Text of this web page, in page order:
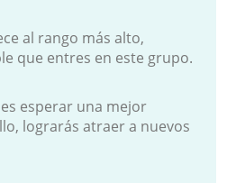
al rango más alto,
que entres en este grupo.
esperar una mejor
lograrás atraer a nuevos